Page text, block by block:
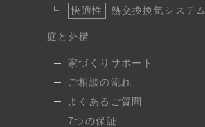
快適性
熱交換換気システム
庭と外構
家づくりサポート
ご相談の流れ
よくあるご質問
7つの保証